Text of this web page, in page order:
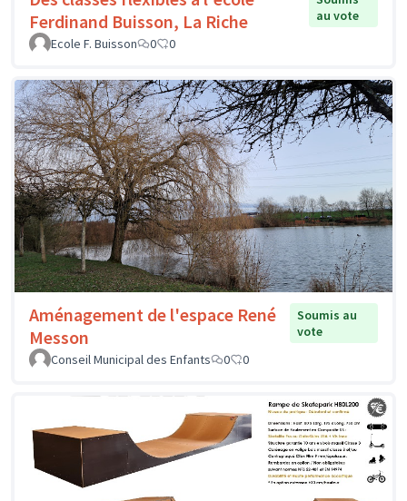
Ferdinand Buisson, La Riche
au vote
Ecole F. Buisson
0 0
Aménagement de l'espace René
Messon
Soumis au
vote
Conseil Municipal des Enfants
0 0